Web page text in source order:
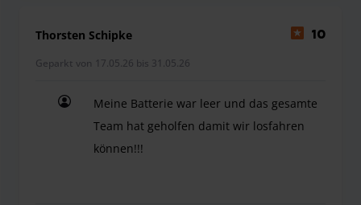
Thorsten Schipke 10
Geparkt von 17.05.26 bis 31.05.26
Meine Batterie war leer und das gesamte
Team hat geholfen damit wir losfahren
können!!!